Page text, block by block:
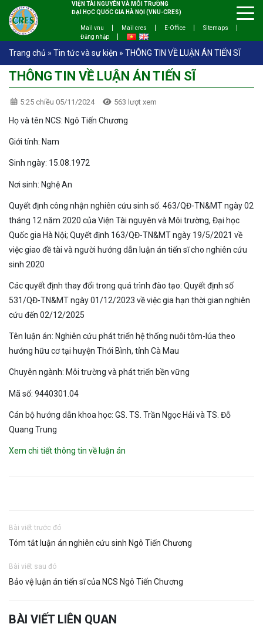
VIỆN TÀI NGUYÊN VÀ MÔI TRƯỜNG
ĐẠI HỌC QUỐC GIA HÀ NỘI (VNU-CRES)
Mail vnu Mail cres E-Office
Sitemaps
Đăng nhập
Trang chủ » Tin tức và sự kiện » THÔNG TIN VỀ LUẬN ÁN TIẾN SĨ
THÔNG TIN VỀ LUẬN ÁN TIẾN SĨ
5:25 chiều 05/11/2024 563 lượt xem
Họ và tên NCS: Ngô Tiến Chương
Giới tính: Nam
Sinh ngày: 15.08.1972
Nơi sinh: Nghệ An
Quyết định công nhận nghiên cứu sinh số. 463/QĐ-TN&MT ngày 02
tháng 12 năm 2020 của Viện Tài nguyên và Môi trường, Đại học
Quốc gia Hà Nội; Quyết định 163/QĐ-TN&MT ngày 19/5/2021 về
việc giao đề tài và người hướng dẫn luận án tiến sĩ cho nghiên cứu
sinh 2020
Các quyết định thay đổi trong quá trình đào tạo: Quyết định số
531/QĐ-TN&MT ngày 01/12/2023 về việc gia hạn thời gian nghiên
cứu đến 02/12/2025
Tên luận án: Nghiên cứu phát triển hệ thống nuôi tôm-lúa theo
hướng hữu cơ tại huyện Thới Bình, tỉnh Cà Mau
Chuyên ngành: Môi trường và phát triển bền vững
Mã số: 9440301.04
Cán bộ hướng dẫn khoa học: GS. TS. Trần Ngọc Hải và TS. Đỗ
Quang Trung
Xem chi tiết thông tin về luận án
Bài viết trước đó
Tóm tắt luận án nghiên cứu sinh Ngô Tiến Chương
Bài viết sau đó
Bảo vệ luận án tiến sĩ của NCS Ngô Tiến Chương
BÀI VIẾT LIÊN QUAN